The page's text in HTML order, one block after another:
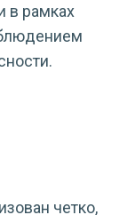
в рамках
четко,